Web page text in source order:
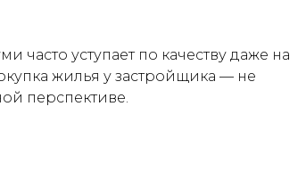
часто уступает по качеству даже на
жилья у застройщика — не
перспективе.